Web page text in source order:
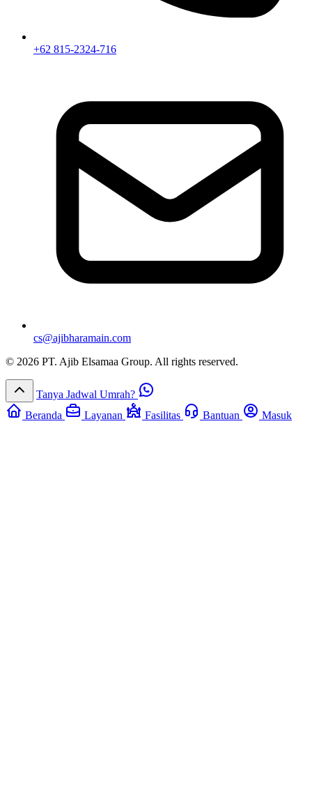
+62 815-2324-716
cs@ajibharamain.com
© 2026 PT. Ajib Elsamaa Group. All rights reserved.
Tanya Jadwal Umrah?
Beranda
Layanan Fasilitas Bantuan Masuk